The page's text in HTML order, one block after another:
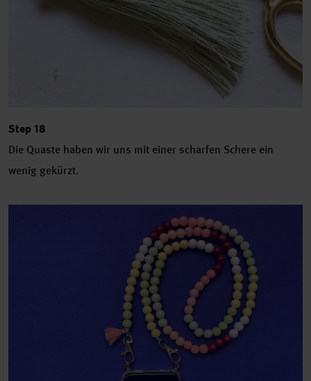
Step 18
Die Quaste haben wir uns mit einer scharfen Schere ein
wenig gekürzt.